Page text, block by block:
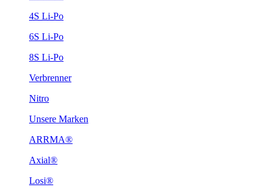
4S Li-Po
6S Li-Po
8S Li-Po
Verbrenner
Nitro
Unsere Marken
ARRMA®
Axial®
Losi®